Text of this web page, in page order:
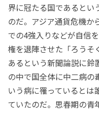
界に冠たる国であるとい
のだ。アジア通貨危機か
での4強入りなどが自信
権を退陣させた「ろうそ
あるという新聞論説に鈴
の中で国全体に中二病の
いう病に罹っているとは
ていたのだ。思春期の青